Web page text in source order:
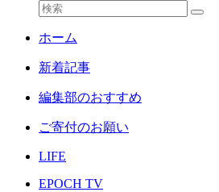
ホーム
新着記事
編集部のおすすめ
ご寄付のお願い
LIFE
EPOCH TV